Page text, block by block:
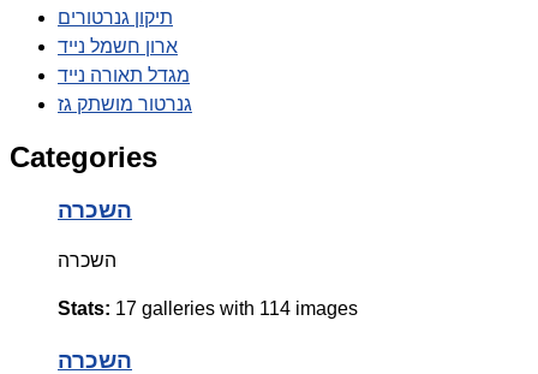
תיקון גנרטורים
ארון חשמל נייד
מגדל תאורה נייד
גנרטור מושתק גז
Categories
השכרה
השכרה
Stats: 17 galleries with 114 images
השכרה